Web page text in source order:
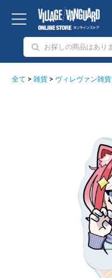
全て > 雑貨 > ヴィレヴァン雑貨